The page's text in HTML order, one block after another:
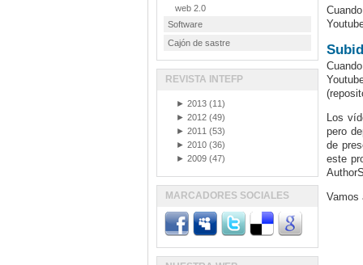
Los
pero
de
este
Vamos
web 2.0
Software
Cajón de sastre
REVISTA INTEFP
► 2013 (11)
► 2012 (49)
► 2011 (53)
► 2010 (36)
► 2009 (47)
MARCADORES SOCIALES